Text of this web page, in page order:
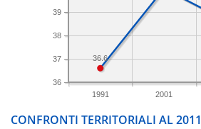
1991 2001
36
37
38
39
36.6
CONFRONTI TERRITORIALI AL 2011